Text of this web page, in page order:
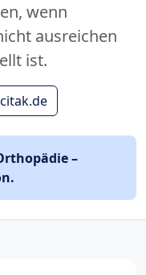
wenn
ausreichen
ist.
–